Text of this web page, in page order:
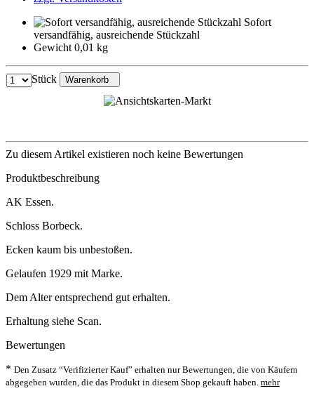
Sofort
versandfähig, ausreichende Stückzahl
Gewicht 0,01 kg
Stück Warenkorb
Zu diesem Artikel existieren noch keine Bewertungen
Produktbeschreibung
AK Essen.
Schloss Borbeck.
Ecken kaum bis unbestoßen.
Gelaufen 1929 mit Marke.
Dem Alter entsprechend gut erhalten.
Erhaltung siehe Scan.
Bewertungen
* Den Zusatz “Verifizierter Kauf” erhalten nur Bewertungen, die von Käufern
abgegeben wurden, die das Produkt in diesem Shop gekauft haben. mehr